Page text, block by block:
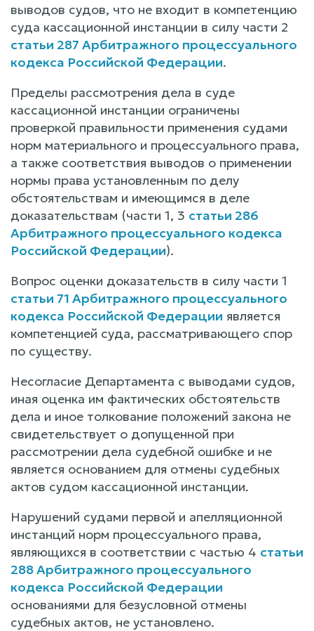
выводов судов, что не входит в компетенцию
суда кассационной инстанции в силу части 2
статьи 287 Арбитражного процессуального
кодекса Российской Федерации.
Пределы рассмотрения дела в суде
кассационной инстанции ограничены
проверкой правильности применения судами
норм материального и процессуального права,
а также соответствия выводов о применении
нормы права установленным по делу
обстоятельствам и имеющимся в деле
доказательствам (части 1, 3 статьи 286
Арбитражного процессуального кодекса
Российской Федерации).
Вопрос оценки доказательств в силу части 1
статьи 71 Арбитражного процессуального
кодекса Российской Федерации является
компетенцией суда, рассматривающего спор
по существу.
Несогласие Департамента с выводами судов,
иная оценка им фактических обстоятельств
дела и иное толкование положений закона не
свидетельствует о допущенной при
рассмотрении дела судебной ошибке и не
является основанием для отмены судебных
актов судом кассационной инстанции.
Нарушений судами первой и апелляционной
инстанций норм процессуального права,
являющихся в соответствии с частью 4 статьи
288 Арбитражного процессуального
кодекса Российской Федерации
основаниями для безусловной отмены
судебных актов, не установлено.